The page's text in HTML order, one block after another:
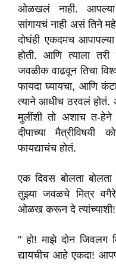
ओळखलं नाही. आपल्या
सांगायचं नाही असं तिने
दोघंही एकदमच
होती. आणि त्याला
जवळीक वाढवून तिचा
फायदा घ्यायचा, आणि
त्याने आधीच ठरवलं
मुलींशी तो अशाच त-हेने
दीपाच्या
फायद्याचंच होतं.
एक दिवस बोलता
तुझ्या जवळचे मित्र
ओळख करून दे
" हो! माझे दोन
द्यायचीच आहे एकदा!